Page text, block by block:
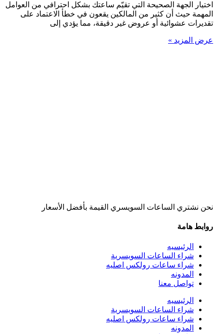
اختيار الجهة الصحيحة التي تقيّم ساعتك بشكل احترافي من العوامل
المهمة حيث أن كثير من المالكين يقعون في خطأ الاعتماد على
تقديرات عشوائية أو عروض غير دقيقة، مما يؤدي إلى
عرض المزيد »
نحن نشتري الساعات السويسري القيمة بأفضل الأسعار
روابط هامة
الرئيسيه
شراء الساعات السويسرية
شراء ساعات رولكس اصليه
المدونه
تواصل معنا
الرئيسيه
شراء الساعات السويسرية
شراء ساعات رولكس اصليه
المدونه